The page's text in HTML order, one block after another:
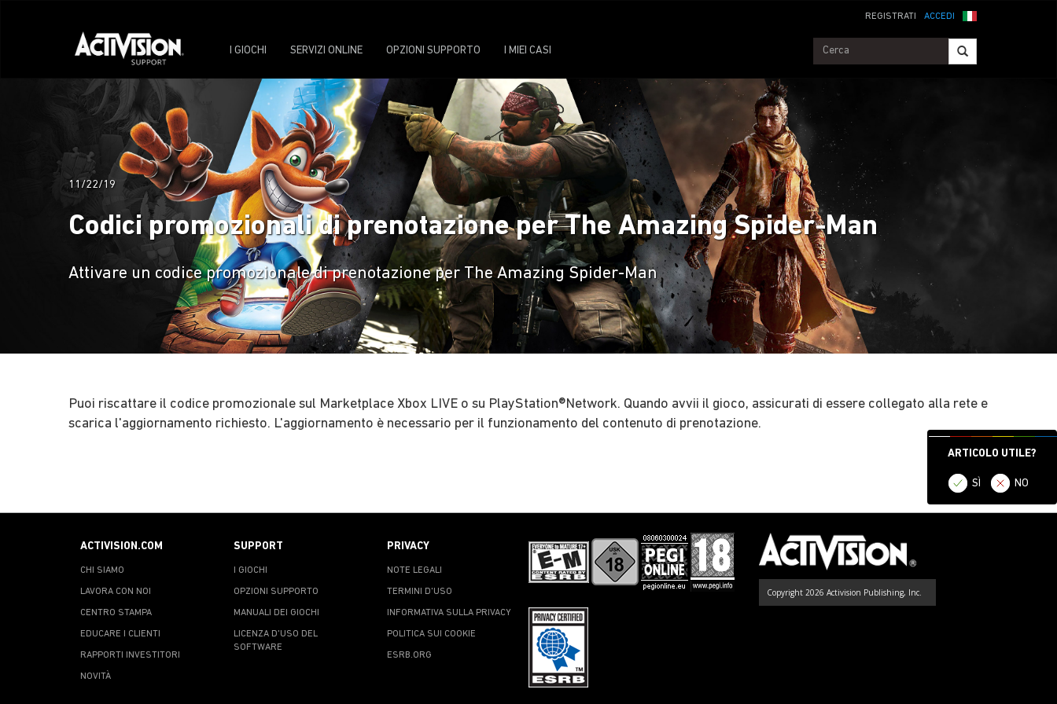
ACCEDI
REGISTRATI
I GIOCHI SERVIZI ONLINE OPZIONI SUPPORTO I MIEI CASI
ARTICOLO UTILE?
SÌ NO
11/22/19
Codici promozionali di prenotazione per The Amazing Spider-Man
Attivare un codice promozionale di prenotazione per The Amazing Spider-Man
Puoi riscattare il codice promozionale sul Marketplace Xbox LIVE o su PlayStation®Network. Quando avvii il gioco, assicurati di essere collegato alla rete e
scarica l'aggiornamento richiesto. L'aggiornamento è necessario per il funzionamento del contenuto di prenotazione.
ACTIVISION.COM
CHI SIAMO
LAVORA CON NOI
CENTRO STAMPA
EDUCARE I CLIENTI
RAPPORTI INVESTITORI
NOVITÀ
SUPPORT
I GIOCHI
OPZIONI SUPPORTO
MANUALI DEI GIOCHI
LICENZA D'USO DEL
SOFTWARE
PRIVACY
NOTE LEGALI
TERMINI D'USO
INFORMATIVA SULLA PRIVACY
POLITICA SUI COOKIE
ESRB.ORG
Copyright 2026 Activision Publishing, Inc.